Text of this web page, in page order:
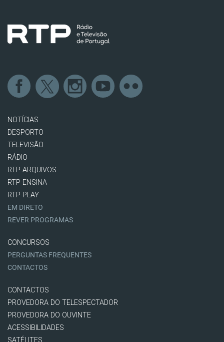
NOTÍCIAS
DESPORTO
TELEVISÃO
RÁDIO
RTP ARQUIVOS
RTP ENSINA
RTP PLAY
EM DIRETO
REVER PROGRAMAS
CONCURSOS
PERGUNTAS FREQUENTES
CONTACTOS
CONTACTOS
PROVEDORA DO TELESPECTADOR
PROVEDORA DO OUVINTE
ACESSIBILIDADES